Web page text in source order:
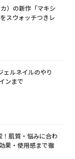
）の新作「マキシ
スウォッチつきレ
ェルネイルのやり
ンまで
！肌質・悩みに合わ
果・使用感まで徹